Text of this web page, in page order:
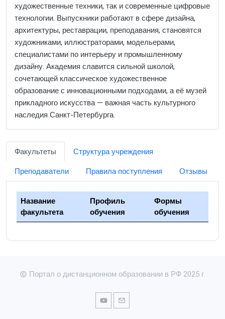
художественные техники, так и современные цифровые
технологии. Выпускники работают в сфере дизайна,
архитектуры, реставрации, преподавания, становятся
художниками, иллюстраторами, модельерами,
специалистами по интерьеру и промышленному
дизайну. Академия славится сильной школой,
сочетающей классическое художественное
образование с инновационными подходами, а её музей
прикладного искусства — важная часть культурного
наследия Санкт-Петербурга.
Факультеты
Структура учреждения
Преподаватели
Правила поступления Отзывы
Название
факультета
Профиль
обучения
Формы
обучения
Портал о дистанционном образовании в РФ 2025 г.